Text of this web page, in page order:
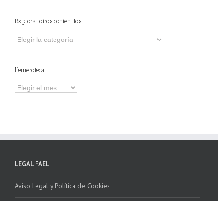
Explorar otros contenidos
Explorar
Hemeroteca
Hemeroteca
LEGAL FAEL
Aviso Legal y Política de Cookies